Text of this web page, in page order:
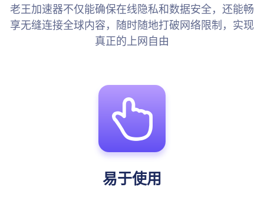
老王加速器不仅能确保在线隐私和数据安全，还能畅
享无缝连接全球内容，随时随地打破网络限制，实现
真正的上网自由
易于使用